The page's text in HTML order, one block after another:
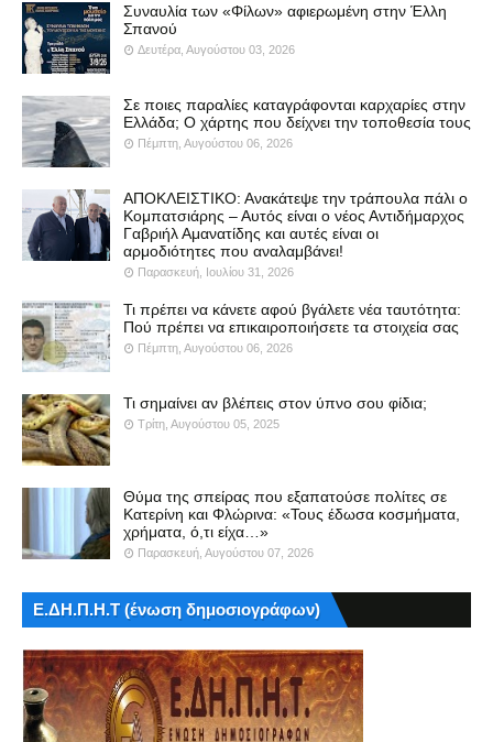
Συναυλία των «Φίλων» αφιερωμένη στην Έλλη
Σπανού
Δευτέρα, Αυγούστου 03, 2026
Σε ποιες παραλίες καταγράφονται καρχαρίες στην
Ελλάδα; Ο χάρτης που δείχνει την τοποθεσία τους
Πέμπτη, Αυγούστου 06, 2026
ΑΠΟΚΛΕΙΣΤΙΚΟ: Ανακάτεψε την τράπουλα πάλι ο
Κομπατσιάρης – Αυτός είναι ο νέος Αντιδήμαρχος
Γαβριήλ Αμανατίδης και αυτές είναι οι
αρμοδιότητες που αναλαμβάνει!
Παρασκευή, Ιουλίου 31, 2026
Τι πρέπει να κάνετε αφού βγάλετε νέα ταυτότητα:
Πού πρέπει να επικαιροποιήσετε τα στοιχεία σας
Πέμπτη, Αυγούστου 06, 2026
Τι σημαίνει αν βλέπεις στον ύπνο σου φίδια;
Τρίτη, Αυγούστου 05, 2025
Θύμα της σπείρας που εξαπατούσε πολίτες σε
Κατερίνη και Φλώρινα: «Τους έδωσα κοσμήματα,
χρήματα, ό,τι είχα…»
Παρασκευή, Αυγούστου 07, 2026
Ε.ΔΗ.Π.Η.Τ (ένωση δημοσιογράφων)